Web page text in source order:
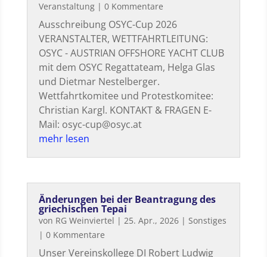
Veranstaltung| 0 Kommentare
Ausschreibung OSYC-Cup 2026
VERANSTALTER, WETTFAHRTLEITUNG:
OSYC - AUSTRIAN OFFSHORE YACHT CLUB
mit dem OSYC Regattateam, Helga Glas
und Dietmar Nestelberger.
Wettfahrtkomitee und Protestkomitee:
Christian Kargl. KONTAKT & FRAGEN E-
Mail: osyc-cup@osyc.at
mehr lesen
Änderungen bei der Beantragung des
griechischen Tepai
von RG Weinviertel | 25. Apr., 2026| Sonstiges
| 0 Kommentare
Unser Vereinskollege DI Robert Ludwig